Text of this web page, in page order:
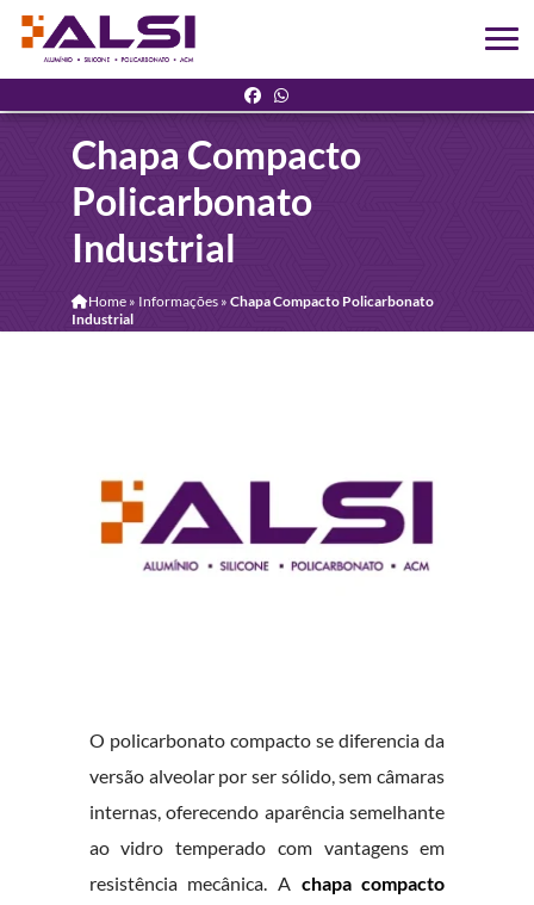
Chapa Compacto
Policarbonato
Industrial
Home» Informações » Chapa Compacto Policarbonato
Industrial
O policarbonato compacto se diferencia da
versão alveolar por ser sólido, sem câmaras
internas, oferecendo aparência semelhante
ao vidro temperado com vantagens em
resistência mecânica. A chapa compacto